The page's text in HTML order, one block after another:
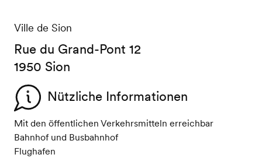
Ville de Sion
Rue du Grand-Pont 12
1950 Sion
Nützliche Informationen
Mit den öffentlichen Verkehrsmitteln erreichbar
Bahnhof und Busbahnhof
Flughafen